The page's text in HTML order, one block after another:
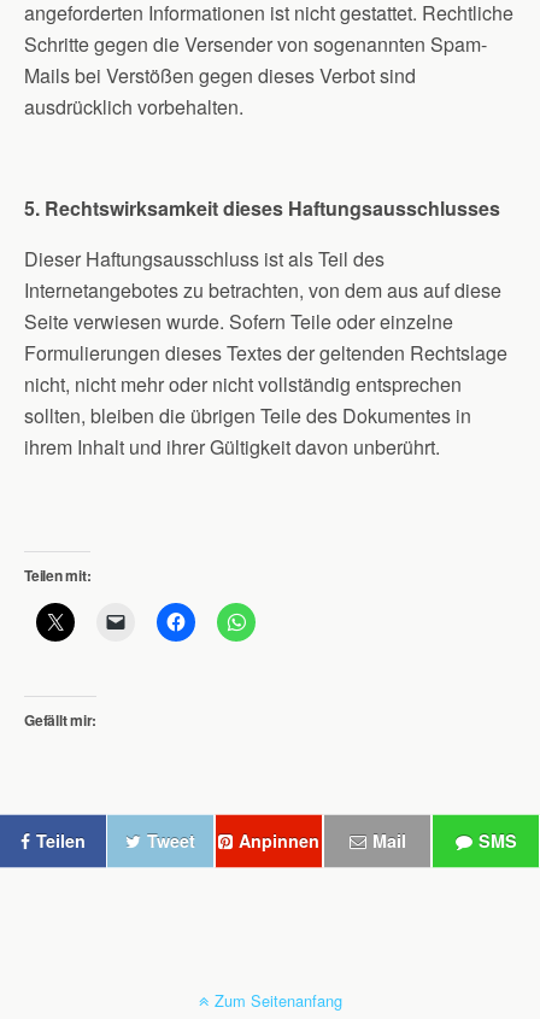
angeforderten Informationen ist nicht gestattet. Rechtliche
Schritte gegen die Versender von sogenannten Spam-
Mails bei Verstößen gegen dieses Verbot sind
ausdrücklich vorbehalten.
5. Rechtswirksamkeit dieses Haftungsausschlusses
Dieser Haftungsausschluss ist als Teil des
Internetangebotes zu betrachten, von dem aus auf diese
Seite verwiesen wurde. Sofern Teile oder einzelne
Formulierungen dieses Textes der geltenden Rechtslage
nicht, nicht mehr oder nicht vollständig entsprechen
sollten, bleiben die übrigen Teile des Dokumentes in
ihrem Inhalt und ihrer Gültigkeit davon unberührt.
Teilen mit:
Gefällt mir:
Teilen Tweet Anpinnen Mail SMS
Zum Seitenanfang